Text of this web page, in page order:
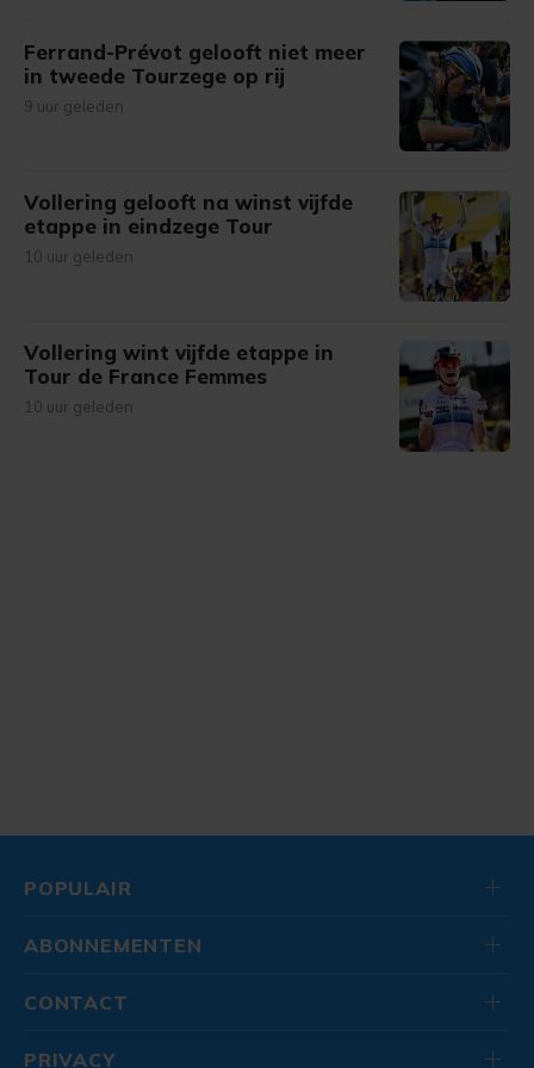
Ferrand-Prévot gelooft niet meer
in tweede Tourzege op rij
9 uur geleden
Vollering gelooft na winst vijfde
etappe in eindzege Tour
10 uur geleden
Vollering wint vijfde etappe in
Tour de France Femmes
10 uur geleden
POPULAIR
ABONNEMENTEN
CONTACT
PRIVACY